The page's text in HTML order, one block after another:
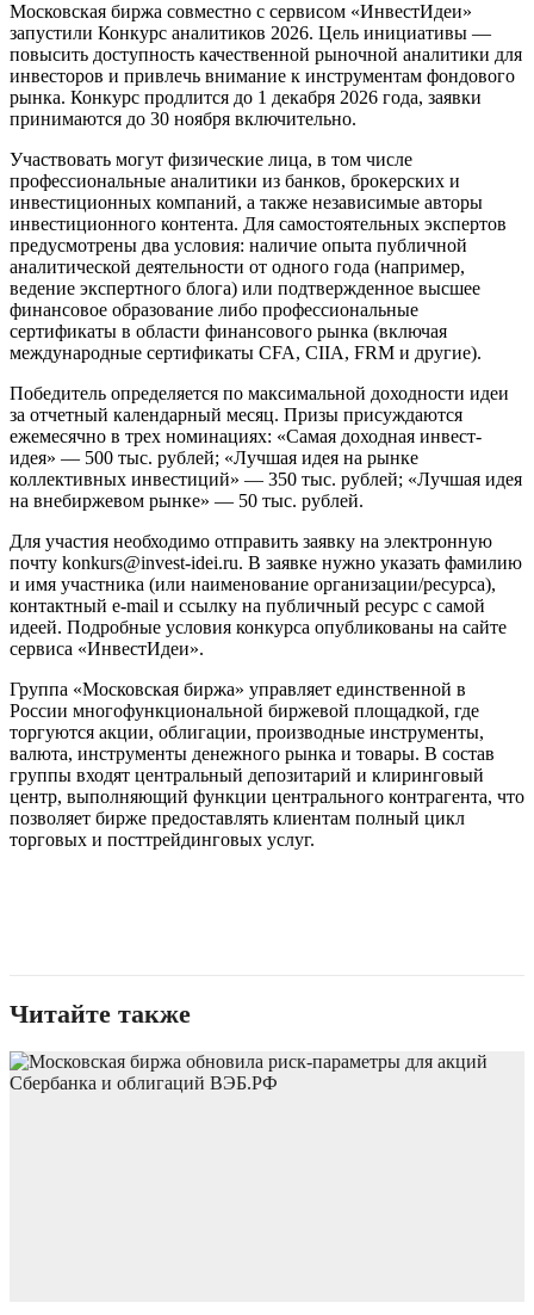
Московская биржа совместно с сервисом «ИнвестИдеи»
запустили Конкурс аналитиков 2026. Цель инициативы —
повысить доступность качественной рыночной аналитики для
инвесторов и привлечь внимание к инструментам фондового
рынка. Конкурс продлится до 1 декабря 2026 года, заявки
принимаются до 30 ноября включительно.
Участвовать могут физические лица, в том числе
профессиональные аналитики из банков, брокерских и
инвестиционных компаний, а также независимые авторы
инвестиционного контента. Для самостоятельных экспертов
предусмотрены два условия: наличие опыта публичной
аналитической деятельности от одного года (например,
ведение экспертного блога) или подтвержденное высшее
финансовое образование либо профессиональные
сертификаты в области финансового рынка (включая
международные сертификаты CFA, CIIA, FRM и другие).
Победитель определяется по максимальной доходности идеи
за отчетный календарный месяц. Призы присуждаются
ежемесячно в трех номинациях: «Самая доходная инвест-
идея» — 500 тыс. рублей; «Лучшая идея на рынке
коллективных инвестиций» — 350 тыс. рублей; «Лучшая идея
на внебиржевом рынке» — 50 тыс. рублей.
Для участия необходимо отправить заявку на электронную
почту konkurs@invest-idei.ru. В заявке нужно указать фамилию
и имя участника (или наименование организации/ресурса),
контактный e-mail и ссылку на публичный ресурс с самой
идеей. Подробные условия конкурса опубликованы на сайте
сервиса «ИнвестИдеи».
Группа «Московская биржа» управляет единственной в
России многофункциональной биржевой площадкой, где
торгуются акции, облигации, производные инструменты,
валюта, инструменты денежного рынка и товары. В состав
группы входят центральный депозитарий и клиринговый
центр, выполняющий функции центрального контрагента, что
позволяет бирже предоставлять клиентам полный цикл
торговых и посттрейдинговых услуг.
Читайте также